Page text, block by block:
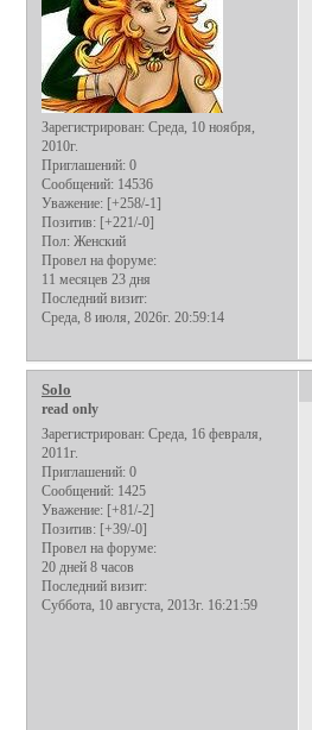
Зарегистрирован: Среда, 10 ноября,
2010г.
Приглашений: 0
Сообщений: 14536
Уважение: [+258/-1]
Позитив: [+221/-0]
Пол: Женский
Провел на форуме:
11 месяцев 23 дня
Последний визит:
Среда, 8 июля, 2026г. 20:59:14
Solo
read only
Зарегистрирован: Среда, 16 февраля,
2011г.
Приглашений: 0
Сообщений: 1425
Уважение: [+81/-2]
Позитив: [+39/-0]
Провел на форуме:
20 дней 8 часов
Последний визит:
Суббота, 10 августа, 2013г. 16:21:59